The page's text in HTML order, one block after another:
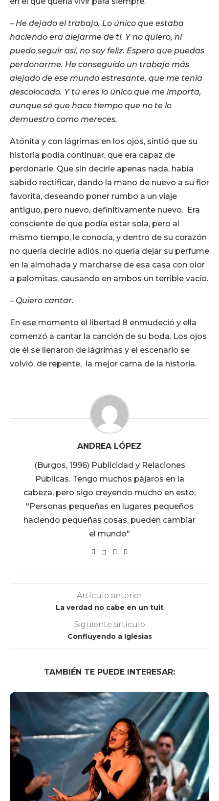
– He dejado el trabajo. Lo único que estaba
haciendo era alejarme de ti. Y no quiero, ni
puedo seguir así, no soy feliz. Espero que puedas
perdonarme. He conseguido un trabajo más
alejado de ese mundo estresante, que me tenía
descolocado. Y tú eres lo único que me importa,
aunque sé que hace tiempo que no te lo
demuestro como mereces.
Atónita y con lágrimas en los ojos, sintió que su
historia podía continuar, que era capaz de
perdonarle. Que sin decirle apenas nada, había
sabido rectificar, dando la mano de nuevo a su flor
favorita, deseando poner rumbo a un viaje
antiguo, pero nuevo, definitivamente nuevo. Era
consciente de que podía estar sola, pero al
mismo tiempo, le conocía, y dentro de su corazón
no quería decirle adiós, no quería dejar su perfume
en la almohada y marcharse de esa casa con olor
a palomitas, causando en ambos un terrible vacío.
– Quiero cantar.
En ese momento el libertad 8 enmudeció y ella
comenzó a cantar la canción de su boda. Los ojos
de él se llenaron de lágrimas y el escenario se
volvió, de repente, la mejor cama de la historia.
ANDREA LÓPEZ
(Burgos, 1996) Publicidad y Relaciones
Públicas. Tengo muchos pájaros en la
cabeza, pero sigo creyendo mucho en esto;
"Personas pequeñas en lugares pequeños
haciendo pequeñas cosas, pueden cambiar
el mundo"
Artículo anterior
La verdad no cabe en un tuit
Siguiente artículo
Confluyendo a Iglesias
TAMBIÉN TE PUEDE INTERESAR: